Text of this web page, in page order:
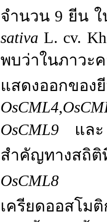
จำนวน9 ยีน
sativa L. cv.
พบว่าในภาวะ
แสดงออกของ
OsCML4,
OsCML9 แ
สำคัญทางสถิ
OsCML8
เครียดออสโม